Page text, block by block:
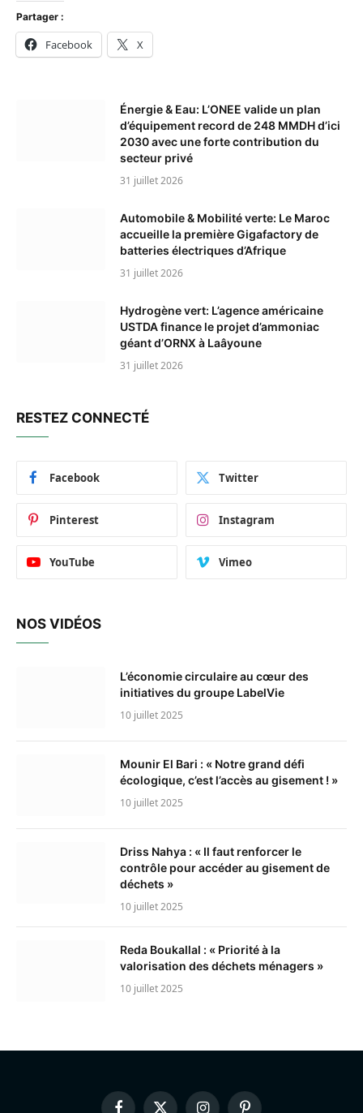
Partager :
Facebook X
Énergie & Eau: L’ONEE valide un plan
d’équipement record de 248 MMDH d’ici
2030 avec une forte contribution du
secteur privé
31 juillet 2026
Automobile & Mobilité verte: Le Maroc
accueille la première Gigafactory de
batteries électriques d’Afrique
31 juillet 2026
Hydrogène vert: L’agence américaine
USTDA finance le projet d’ammoniac
géant d’ORNX à Laâyoune
31 juillet 2026
RESTEZ CONNECTÉ
Facebook Twitter
Pinterest Instagram
YouTube Vimeo
NOS VIDÉOS
L’économie circulaire au cœur des
initiatives du groupe LabelVie
10 juillet 2025
Mounir El Bari : « Notre grand défi
écologique, c’est l’accès au gisement ! »
10 juillet 2025
Driss Nahya : « Il faut renforcer le
contrôle pour accéder au gisement de
déchets »
10 juillet 2025
Reda Boukallal : « Priorité à la
valorisation des déchets ménagers »
10 juillet 2025